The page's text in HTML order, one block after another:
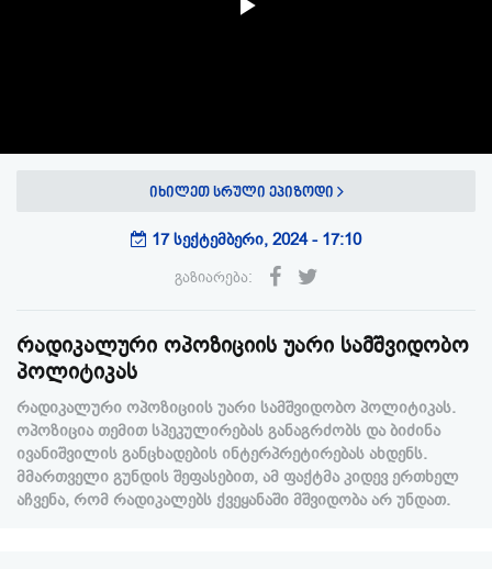
გაზიარება:
იხილეთ სრული ეპიზოდი
17 სექტემბერი, 2024 - 17:10
რადიკალური ოპოზიციის უარი სამშვიდობო
პოლიტიკას
რადიკალური ოპოზიციის უარი სამშვიდობო პოლიტიკას.
ოპოზიცია თემით სპეკულირებას განაგრძობს და ბიძინა
ივანიშვილის განცხადების ინტერპრეტირებას ახდენს.
მმართველი გუნდის შეფასებით, ამ ფაქტმა კიდევ ერთხელ
აჩვენა, რომ რადიკალებს ქვეყანაში მშვიდობა არ უნდათ.